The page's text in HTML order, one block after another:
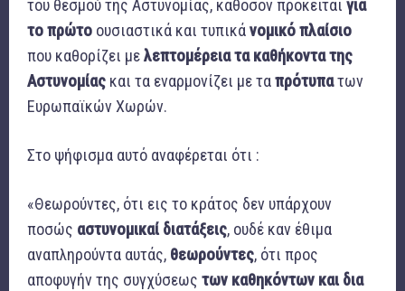
του θεσμού της Αστυνομίας, καθόσον πρόκειται για
το πρώτο ουσιαστικά και τυπικάνομικό πλαίσιο
που καθορίζει μελεπτομέρεια τα καθήκοντα της
Αστυνομίας και τα εναρμονίζει με ταπρότυπατων
Ευρωπαϊκών Χωρών.
Στο ψήφισμα αυτό αναφέρεται ότι :
«Θεωρούντες, ότι εις το κράτος δεν υπάρχουν
ποσώς αστυνομικαί διατάξεις, ουδέ καν έθιμα
αναπληρούντα αυτάς, θεωρούντες, ότι προς
αποφυγήν της συγχύσεως των καθηκόντων και δια